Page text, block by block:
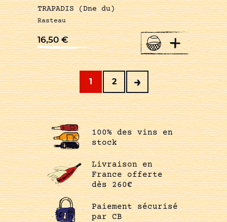
TRAPADIS (Dne du)
Rasteau
16,50€ +
1 2 →
100% des vins en
stock
Livraison en
France offerte
dès 260€
Paiement sécurisé
par CB